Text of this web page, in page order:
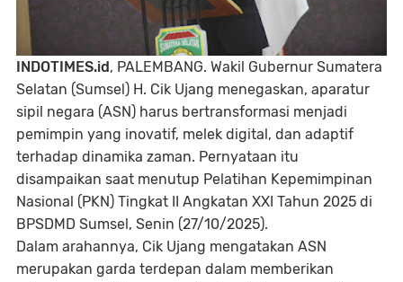
INDOTIMES.id , PALEMBANG. Wakil Gubernur Sumatera
Selatan (Sumsel) H. Cik Ujang menegaskan, aparatur
sipil negara (ASN) harus bertransformasi menjadi
pemimpin yang inovatif, melek digital, dan adaptif
terhadap dinamika zaman. Pernyataan itu
disampaikan saat menutup Pelatihan Kepemimpinan
Nasional (PKN) Tingkat II Angkatan XXI Tahun 2025 di
BPSDMD Sumsel, Senin (27/10/2025).
Dalam arahannya, Cik Ujang mengatakan ASN
merupakan garda terdepan dalam memberikan